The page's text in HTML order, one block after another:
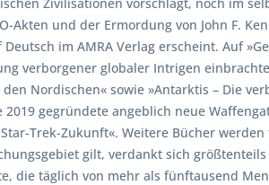
Akten und der Ermordung von John F.
im AMRA Verlag erscheint. Auf
verborgener globaler Intrigen
Nordischen« sowie »Antarktis – Die
gegründete angeblich neue
Star-Trek-Zukunft«. Weitere Bücher
gilt, verdankt sich
die täglich von mehr als fünftausend